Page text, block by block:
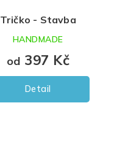
Tričko - Stavba
od 397 Kč
Detail
HANDMADE